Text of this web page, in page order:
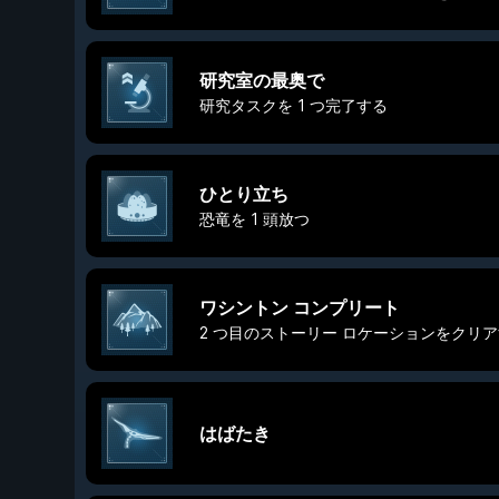
研究室の最奥で
研究タスクを 1 つ完了する
ひとり立ち
恐竜を 1 頭放つ
ワシントン コンプリート
2 つ目のストーリー ロケーションをクリ
はばたき